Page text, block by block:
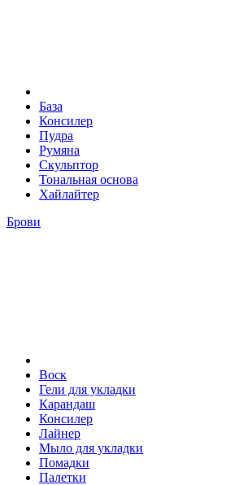
База
Консилер
Пудра
Румяна
Скульптор
Тональная основа
Хайлайтер
Брови
Воск
Гели для укладки
Карандаш
Консилер
Лайнер
Мыло для укладки
Помадки
Палетки